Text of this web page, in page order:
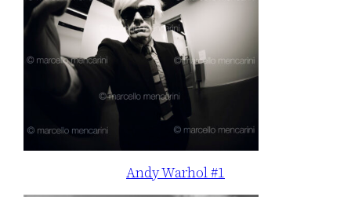
Andy Warhol #1